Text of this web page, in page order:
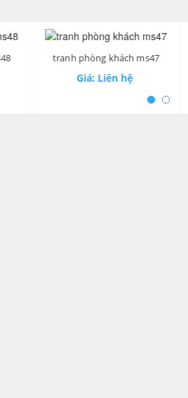
tranh phòng khách ms47
Giá: Liên hệ